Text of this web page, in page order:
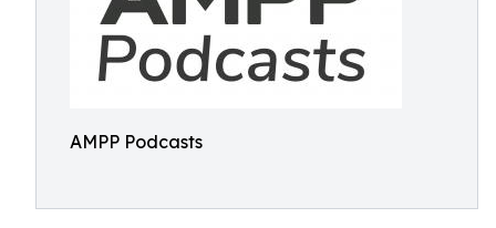
AMPP Podcasts